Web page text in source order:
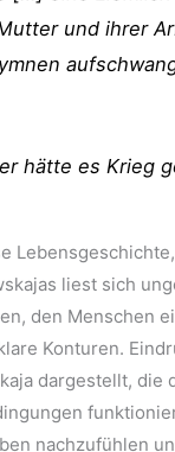
und ihrer
hätte es Krieg
liest sich
den Menschen
Konturen.
dargestellt, die
nachzufühlen